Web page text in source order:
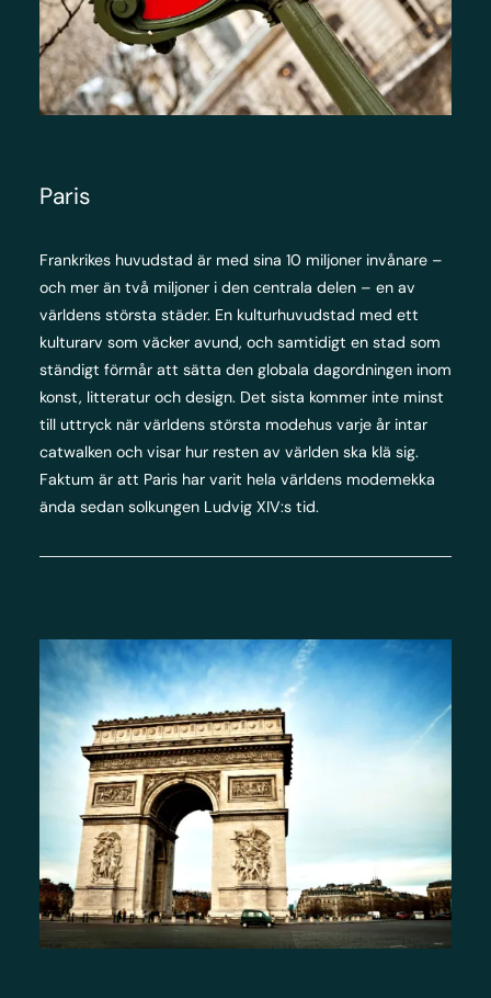
Paris
Frankrikes huvudstad är med sina 10 miljoner invånare –
och mer än två miljoner i den centrala delen – en av
världens största städer. En kulturhuvudstad med ett
kulturarv som väcker avund, och samtidigt en stad som
ständigt förmår att sätta den globala dagordningen inom
konst, litteratur och design. Det sista kommer inte minst
till uttryck när världens största modehus varje år intar
catwalken och visar hur resten av världen ska klä sig.
Faktum är att Paris har varit hela världens modemekka
ända sedan solkungen Ludvig XIV:s tid.